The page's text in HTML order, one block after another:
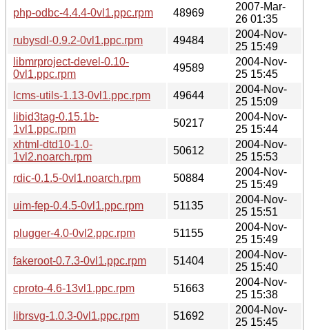
php-odbc-4.4.4-0vl1.ppc.rpm
48969
2007-Mar-
26 01:35
rubysdl-0.9.2-0vl1.ppc.rpm
49484
2004-Nov-
25 15:49
libmrproject-devel-0.10-
0vl1.ppc.rpm
49589
2004-Nov-
25 15:45
lcms-utils-1.13-0vl1.ppc.rpm
49644
2004-Nov-
25 15:09
libid3tag-0.15.1b-
1vl1.ppc.rpm
50217
2004-Nov-
25 15:44
xhtml-dtd10-1.0-
1vl2.noarch.rpm
50612
2004-Nov-
25 15:53
rdic-0.1.5-0vl1.noarch.rpm
50884
2004-Nov-
25 15:49
uim-fep-0.4.5-0vl1.ppc.rpm
51135
2004-Nov-
25 15:51
plugger-4.0-0vl2.ppc.rpm
51155
2004-Nov-
25 15:49
fakeroot-0.7.3-0vl1.ppc.rpm
51404
2004-Nov-
25 15:40
cproto-4.6-13vl1.ppc.rpm
51663
2004-Nov-
25 15:38
librsvg-1.0.3-0vl1.ppc.rpm
51692
2004-Nov-
25 15:45